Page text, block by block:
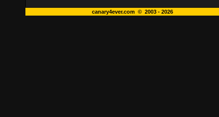
canary4ever.com © 2003 - 2026